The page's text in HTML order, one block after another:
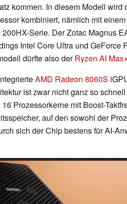
kommen. In diesem Modell
kombiniert, nämlich mit
200HX-Serie. Der Zotac Magnus
Intel Core Ultra und GeForce
dürfte also derRyzen AI
AMD Radeon 8060S
ist zwar nicht ganz so
16 Prozessorkerne mit Boost-
auf den sowohl der
sich der Chip bestens für AI-